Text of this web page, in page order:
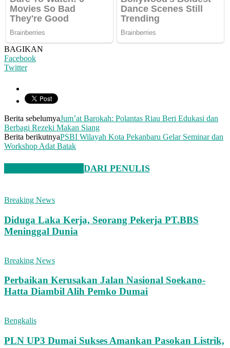
BAGIKAN
Facebook
Twitter
Berita sebelumyaJum’at Barokah: Polantas Riau Beri Edukasi dan
Berbagi Rezeki Makan Siang
Berita berikutnyaPSBI Wilayah Kota Pekanbaru Gelar Seminar dan
Workshop Adat Batak
DARI PENULIS
Breaking News
Diduga Laka Kerja, Seorang Pekerja PT.BBS
Meninggal Dunia
Breaking News
Perbaikan Kerusakan Jalan Nasional Soekano-
Hatta Diambil Alih Pemko Dumai
Bengkalis
PLN UP3 Dumai Sukses Amankan Pasokan Listrik,